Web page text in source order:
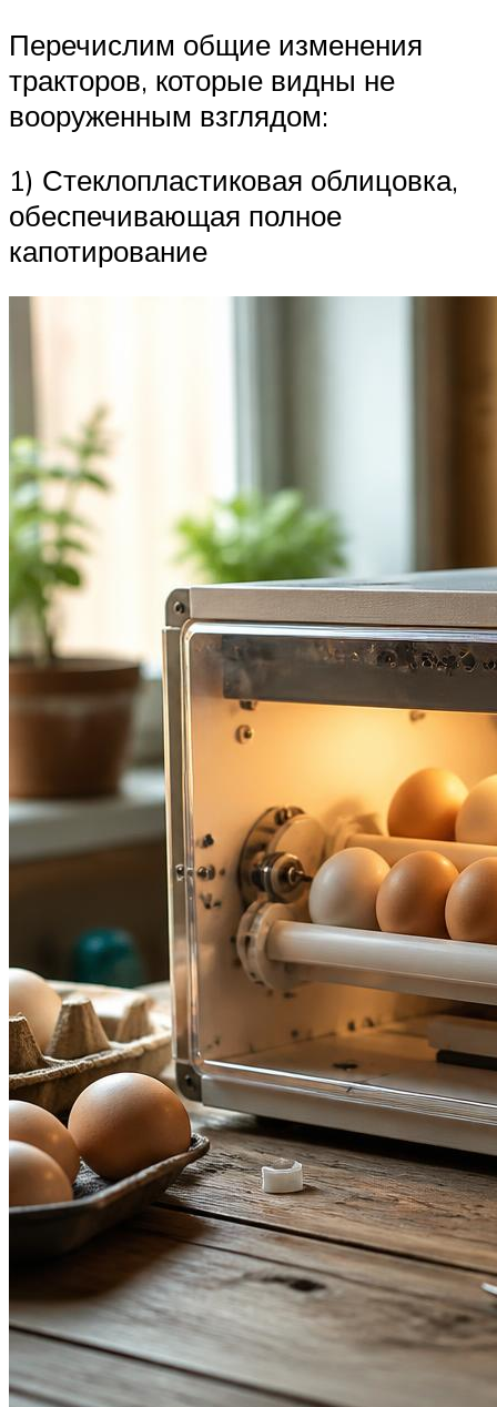
Перечислим общие изменения
тракторов, которые видны не
вооруженным взглядом:
1) Стеклопластиковая облицовка,
обеспечивающая полное
капотирование